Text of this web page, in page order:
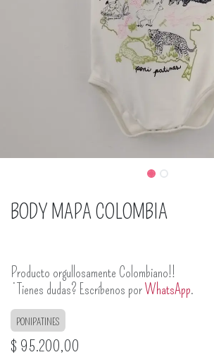
BODY MAPA COLOMBIA
Producto orgullosamente Colombiano!!
¿Tienes dudas? Escríbenos porWhatsApp.
PONIPATINES
$ 95.200,00